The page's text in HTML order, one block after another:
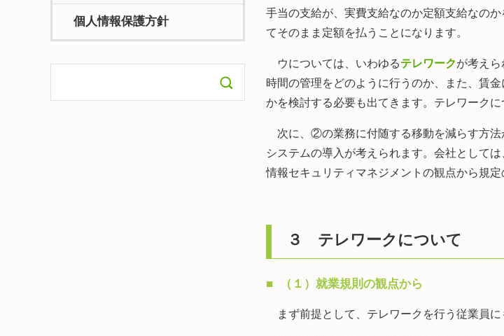
手当の支給が、実費支給なのか定額支給なの
てそのまま定額を払うことになります。
ウについては、いわゆるテレワークが考え
時間の管理をどのように行うのか、また、賃
かを検討する必要も出てきます。テレワーク
次に、②の業務に付随する移動を減らす方法
システムの導入が考えられます。会社として
情報セキュリティマネジメントの観点から規定
３ テレワークについて
（１）就業規則の観点から
まず前提として、テレワークを行う従業員に
個人情報保護方針